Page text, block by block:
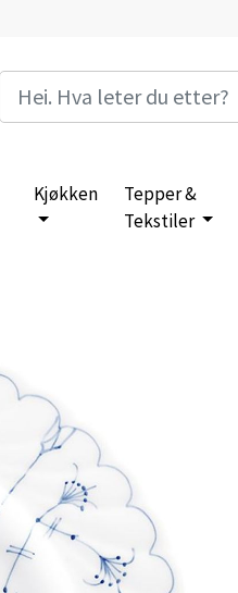
Kjøkken
Tepper &
Tekstiler